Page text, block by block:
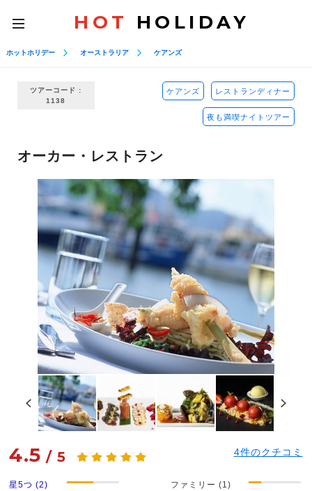
toggle
navigation
HOT HOLIDAY
ホットホリデー オーストラリア ケアンズ
ツアーコード :
1138
ケアンズ レストランディナー
夜も満喫ナイトツアー
オーカー・レストラン
4.5 /5 4件のクチコミ
星5つ (2)
ファミリー (1)